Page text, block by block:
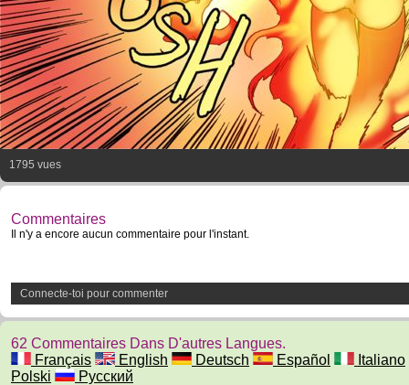
1795 vues
Commentaires
Il n'y a encore aucun commentaire pour l'instant.
Connecte-toi pour commenter
62 Commentaires Dans D'autres Langues.
Français
English Deutsch Español
Italiano
Polski
Русский